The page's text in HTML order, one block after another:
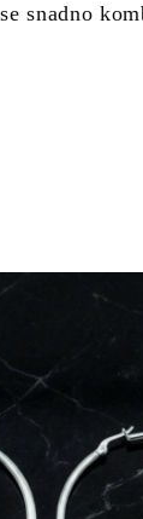
snadno